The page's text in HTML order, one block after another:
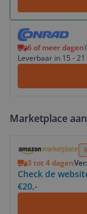
6 of meer dagen
Leverbaar in 15 -
Bekijk product
Marketplace
3 tot 4 dagen
Check de
€20,-